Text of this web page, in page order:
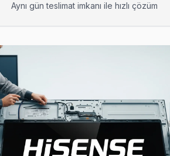
araç takip sistemimiz sayesinde
tamir sonrası kalite kontrolü yapıyoruz:
satın alma öncesi gizli arıza
Aynı gün teslimat imkanı ile hızlı çözüm